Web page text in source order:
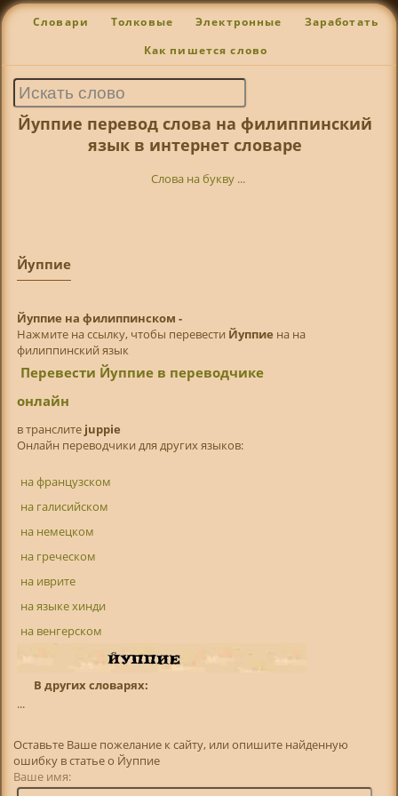
Словари Толковые Электронные Заработать
Как пишется слово
Йуппие перевод слова на филиппинский
язык в интернет словаре
Слова на букву ...
Йуппие
Йуппие на филиппинском -
Нажмите на ссылку, чтобы перевести Йуппие на на
филиппинский язык
Перевести Йуппие в переводчике
онлайн
в транслитe juppie
Онлайн переводчики для других языков:
на французском
на галисийском
на немецком
на греческом
на иврите
на языке хинди
на венгерском
В других словарях:
...
Оставьте Ваше пожелание к сайту, или опишите найденную
ошибку в статье о Йуппие
Ваше имя: